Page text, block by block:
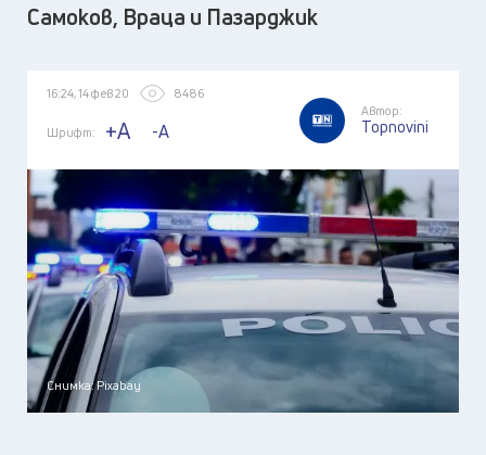
Самоков, Враца и Пазарджик
16:24, 14 фев 20 8486
Шрифт: +A -A
Автор:
Topnovini
Снимка: Pixabay